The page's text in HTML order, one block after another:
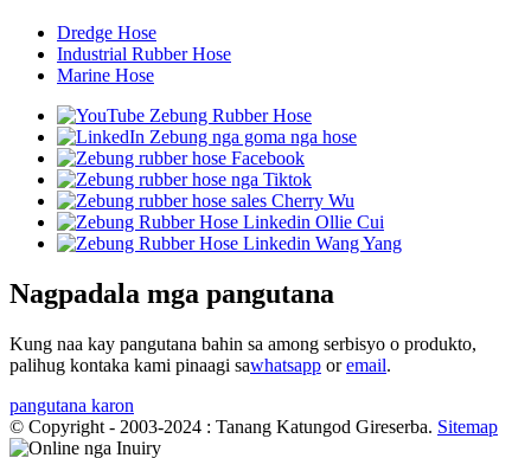
Dredge Hose
Industrial Rubber Hose
Marine Hose
Nagpadala mga pangutana
Kung naa kay pangutana bahin sa among serbisyo o produkto,
palihug kontaka kami pinaagi sawhatsapp oremail.
pangutana karon
© Copyright - 2003-2024 : Tanang Katungod Gireserba. Sitemap